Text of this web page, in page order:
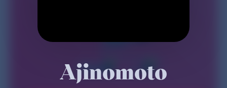
Ajinomoto